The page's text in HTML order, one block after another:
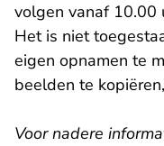
volgen vanaf 10.00
Het is niet
eigen opnamen te
beelden te
Voor nadere